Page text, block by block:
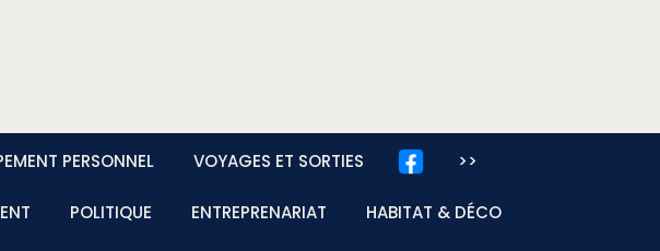
PERSONNEL VOYAGES ET SORTIES >>
POLITIQUE ENTREPRENARIAT HABITAT & DÉCO